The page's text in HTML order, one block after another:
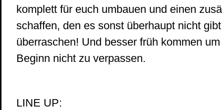
komplett für euch umbauen und einen
schaffen, den es sonst überhaupt nicht
überraschen! Und besser früh kommen
Beginn nicht zu verpassen.
LINE UP: